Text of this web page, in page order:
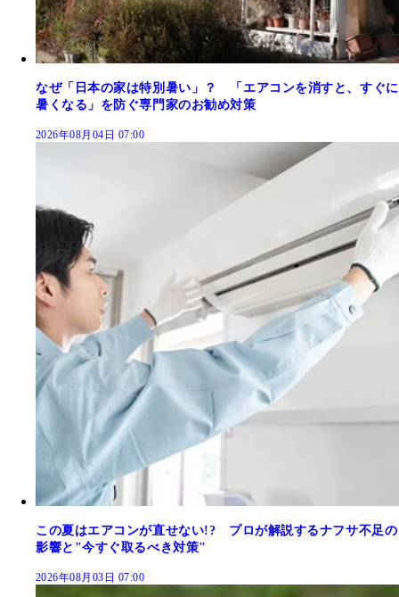
なぜ「日本の家は特別暑い」？ 「エアコンを消すと、すぐに
暑くなる」を防ぐ専門家のお勧め対策
2026年08月04日 07:00
この夏はエアコンが直せない!? プロが解説するナフサ不足の
影響と"今すぐ取るべき対策"
2026年08月03日 07:00